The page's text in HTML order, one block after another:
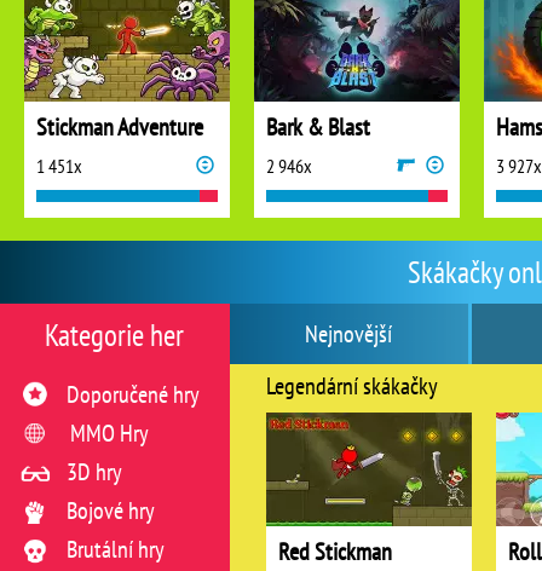
Skákačky
Nejnovější
Legendární skákačky
Red Stickman
Kategorie her
Doporučené hry
MMO Hry
3D hry
Bojové hry
Brutální hry
Stickman Adventure
1 451x
Bark & Blast
2 946x 3 927x